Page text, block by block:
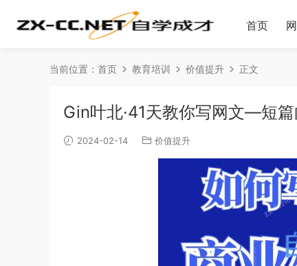
首页
当前位置： 首页 教育培训 价值提升 正文
Gin叶北·41天教你写网文—短
2024-02-14 价值提升